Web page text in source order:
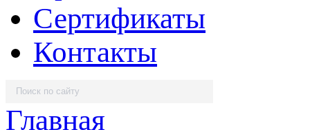
Сертификаты
Контакты
Главная